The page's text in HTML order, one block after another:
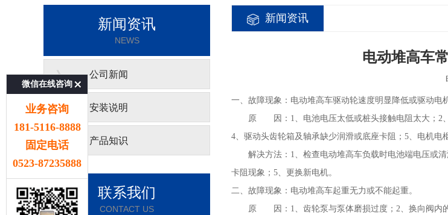
新闻资讯
NEWS
》 公司新闻
》 安装说明
》 产品知识
联系我们
CONTACT US
新闻资讯
电动堆高车
一、故障现象：电动堆高车驱动轮速度明显降低或驱动电
原 因：1、电池电压太低或桩头接触电阻太大；2、
4、驱动头齿轮箱及轴承缺少润滑或底座卡阻；5、电机电
解决方法：1、检查电动堆高车负载时电池端电压或清
卡阻现象；5、更换新电机。
二、故障现象：电动堆高车起重无力或不能起重。
原 因：1、齿轮泵与泵体磨损过度；2、换向阀内的
微信在线咨询
业务咨询
181-5116-8888
固定电话
0523-87235888